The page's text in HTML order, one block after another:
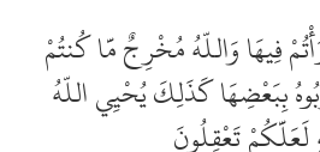
فِيهَا وَاللّهُ مُخْرِجٌ مَّا كُنتُمْ
بِبَعْضِهَا كَذَلِكَ يُحْيِي اللّهُ
لَعَلَّكُمْ تَعْقِلُونَ